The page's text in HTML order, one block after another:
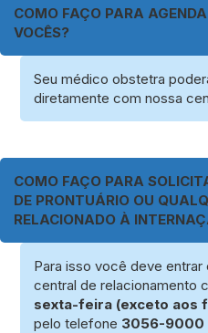
COMO FAÇO PARA
VOCÊS?
Seu médico obstetra
diretamente com nossa
COMO FAÇO PARA
DE PRONTUÁRIO OU
RELACIONADO À
Para isso você deve
central de relacionamento
sexta-feira (exceto aos
pelo telefone 3056-9000